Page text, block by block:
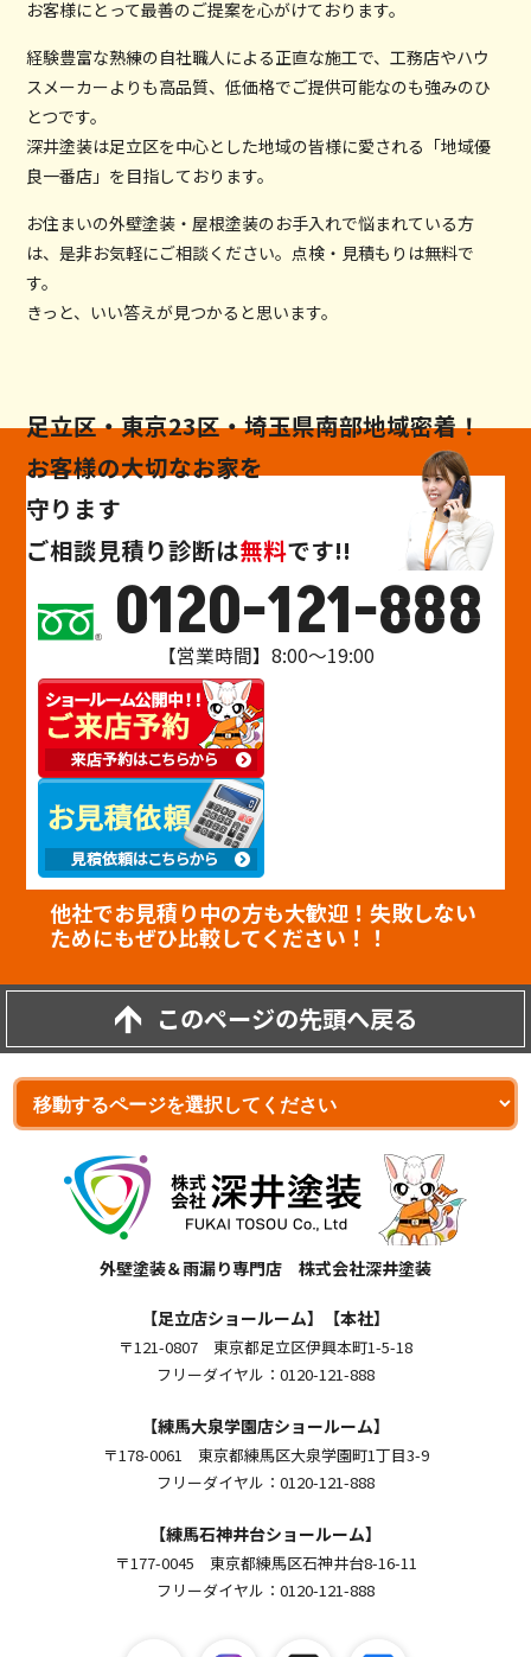
お客様にとって最善のご提案を心がけております。
経験豊富な熟練の自社職人による正直な施工で、工務店やハウ
スメーカーよりも高品質、低価格でご提供可能なのも強みのひ
とつです。
深井塗装は足立区を中心とした地域の皆様に愛される「地域優
良一番店」を目指しております。
お住まいの外壁塗装・屋根塗装のお手入れで悩まれている方
は、是非お気軽にご相談ください。点検・見積もりは無料で
す。
きっと、いい答えが見つかると思います。
足立区・東京23区・埼玉県南部地域密着！
お客様の大切なお家を
守ります
ご相談見積り診断は無料です!!
0120-121-888
【営業時間】8:00～19:00
他社でお見積り中の方も大歓迎！失敗しない
ためにもぜひ比較してください！！
このページの先頭へ戻る
外壁塗装＆雨漏り専門店 株式会社深井塗装
【足立店ショールーム】【本社】
〒121-0807 東京都足立区伊興本町1-5-18
フリーダイヤル：0120-121-888
【練馬大泉学園店ショールーム】
〒178-0061 東京都練馬区大泉学園町1丁目3-9
フリーダイヤル：0120-121-888
【練馬石神井台ショールーム】
〒177-0045 東京都練馬区石神井台8-16-11
フリーダイヤル：0120-121-888